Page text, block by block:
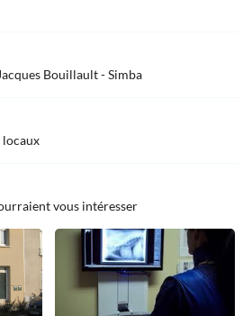
Restez
Inscription
Bouillault - Simba
locaux
vous intéresser